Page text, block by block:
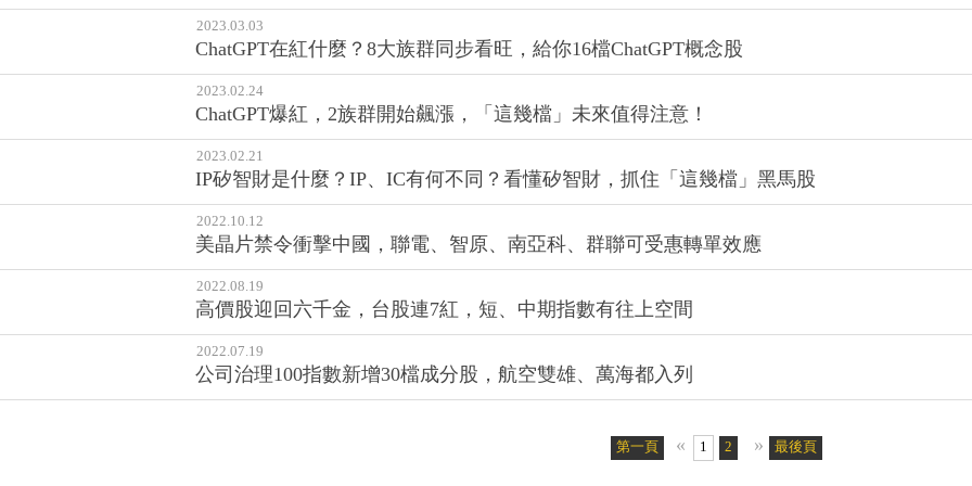
2023.03.03
ChatGPT在紅什麼？8大族群同步看旺，給你16檔ChatGPT概念股
2023.02.24
ChatGPT爆紅，2族群開始飆漲，「這幾檔」未來值得注意！
2023.02.21
IP矽智財是什麼？IP、IC有何不同？看懂矽智財，抓住「這幾檔」黑馬股
2022.10.12
美晶片禁令衝擊中國，聯電、智原、南亞科、群聯可受惠轉單效應
2022.08.19
高價股迎回六千金，台股連7紅，短、中期指數有往上空間
2022.07.19
公司治理100指數新增30檔成分股，航空雙雄、萬海都入列
第一頁 « 1 2 » 最後頁